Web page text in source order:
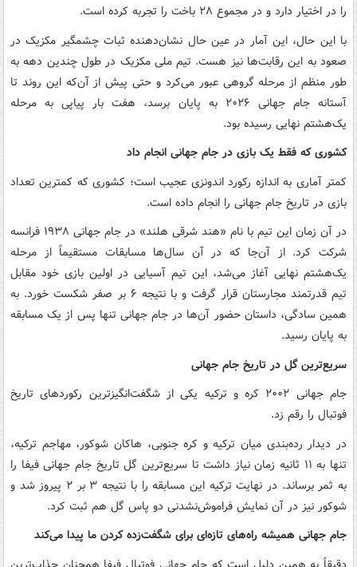
را در اختیار دارد و در مجموع ۲۸ باخت را تجربه کرده است.
با این حال، این آمار در عین حال نشان‌دهنده ثبات چشمگیر مکزیک در
صعود به این رقابت‌ها نیز هست. تیم ملی مکزیک در طول چندین دهه به‌
طور منظم از مرحله گروهی عبور می‌کرد و حتی پیش از آن‌که این روند تا
آستانه جام جهانی ۲۰۲۶ به پایان برسد، هفت بار پیاپی به مرحله
یک‌هشتم نهایی رسیده بود.
کشوری که فقط یک بازی در جام جهانی انجام داد
کمتر آماری به اندازه رکورد اندونزی عجیب است؛ کشوری که کمترین تعداد
بازی در تاریخ جام جهانی را انجام داده است.
در آن زمان این تیم با نام «هند شرقی هلند» در جام جهانی ۱۹۳۸ فرانسه
شرکت کرد. از آن‌جا که در آن سال‌ها مسابقات مستقیماً از مرحله
یک‌هشتم نهایی آغاز می‌شد، این تیم آسیایی در اولین بازی خود مقابل
تیم قدرتمند مجارستان قرار گرفت و با نتیجه ۶ بر صفر شکست خورد. به
همین سادگی، داستان حضور آن‌ها در جام جهانی تنها پس از یک مسابقه
به پایان رسید.
سریع‌ترین گل در تاریخ جام جهانی
جام جهانی ۲۰۰۲ کره و ترکیه یکی از شگفت‌انگیزترین رکوردهای تاریخ
فوتبال را رقم زد.
در دیدار رده‌بندی میان ترکیه و کره جنوبی، هاکان شوکور، مهاجم ترکیه،
تنها به ۱۱ ثانیه زمان نیاز داشت تا سریع‌ترین گل تاریخ جام جهانی فیفا را
به ثمر برساند. در نهایت ترکیه این مسابقه را با نتیجه ۳ بر ۲ پیروز شد و
شوکور نیز در آن نمایش فراموش‌نشدنی دو پاس گل هم ثبت کرد.
جام جهانی همیشه راه‌های تازه‌ای برای شگفت‌زده کردن ما پیدا می‌کند